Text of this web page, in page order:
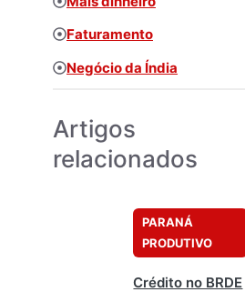
Faturamento
Negócio da Índia
Artigos
relacionados
PARANÁ
PRODUTIVO
Crédito no BRDE